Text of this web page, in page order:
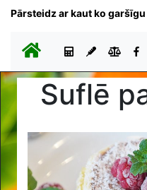
Pārsteidz ar kaut ko
Suflē